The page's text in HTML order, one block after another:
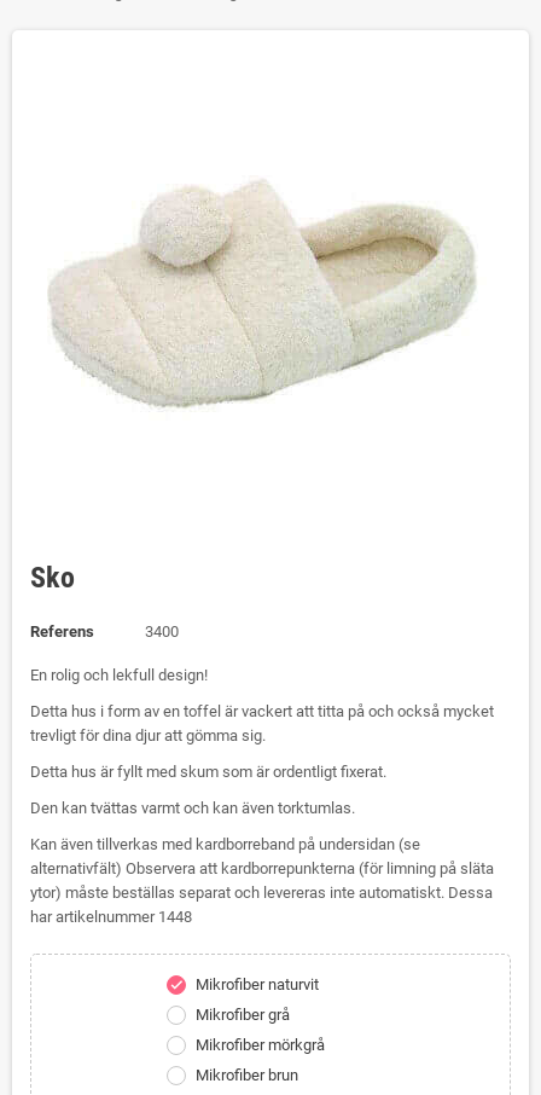
Sko
Referens 3400
En rolig och lekfull design!
Detta hus i form av en toffel är vackert att titta på och också mycket
trevligt för dina djur att gömma sig.
Detta hus är fyllt med skum som är ordentligt fixerat.
Den kan tvättas varmt och kan även torktumlas.
Kan även tillverkas med kardborreband på undersidan (se
alternativfält) Observera att kardborrepunkterna (för limning på släta
ytor) måste beställas separat och levereras inte automatiskt. Dessa
har artikelnummer 1448
check
Mikrofiber naturvit
Mikrofiber grå
Mikrofiber mörkgrå
Mikrofiber brun